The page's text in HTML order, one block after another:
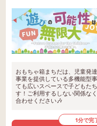
おもちゃ箱まちだは、児童発
事業を提供している多機能型
ても広いスペースで子どもた
す！ご利用するしない関係な
合わせください🎶
1分で完